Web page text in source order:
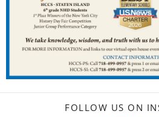
FOLLOW US ON